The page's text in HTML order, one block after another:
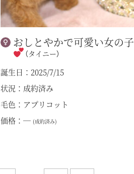
おしとやかで可愛い女の子
（タイニー）
誕生日：2025/7/15
状況：成約済み
毛色：アプリコット
価格：― (成約済み)